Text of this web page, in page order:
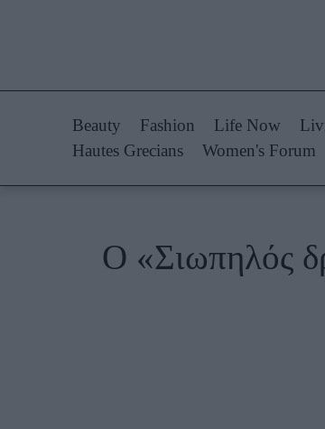
Woman Power
Beauty Fashion Life Now
Hautes Grecians
Women's Forum
O «Σιωπηλός